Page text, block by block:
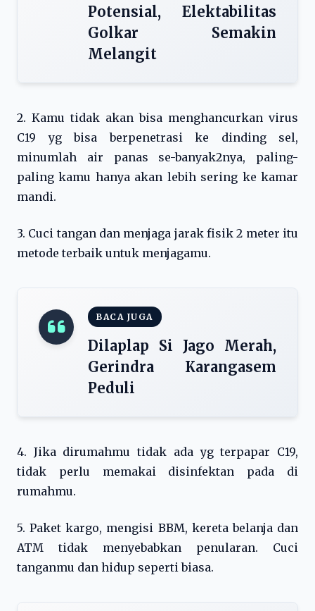
Potensial, Elektabilitas
Golkar Semakin
Melangit
2. Kamu tidak akan bisa menghancurkan virus
C19 yg bisa berpenetrasi ke dinding sel,
minumlah air panas se-banyak2nya, paling-
paling kamu hanya akan lebih sering ke kamar
mandi.
3. Cuci tangan dan menjaga jarak fisik 2 meter itu
metode terbaik untuk menjagamu.
BACA JUGA
Dilaplap Si Jago Merah,
Gerindra Karangasem
Peduli
4. Jika dirumahmu tidak ada yg terpapar C19,
tidak perlu memakai disinfektan pada di
rumahmu.
5. Paket kargo, mengisi BBM, kereta belanja dan
ATM tidak menyebabkan penularan. Cuci
tanganmu dan hidup seperti biasa.